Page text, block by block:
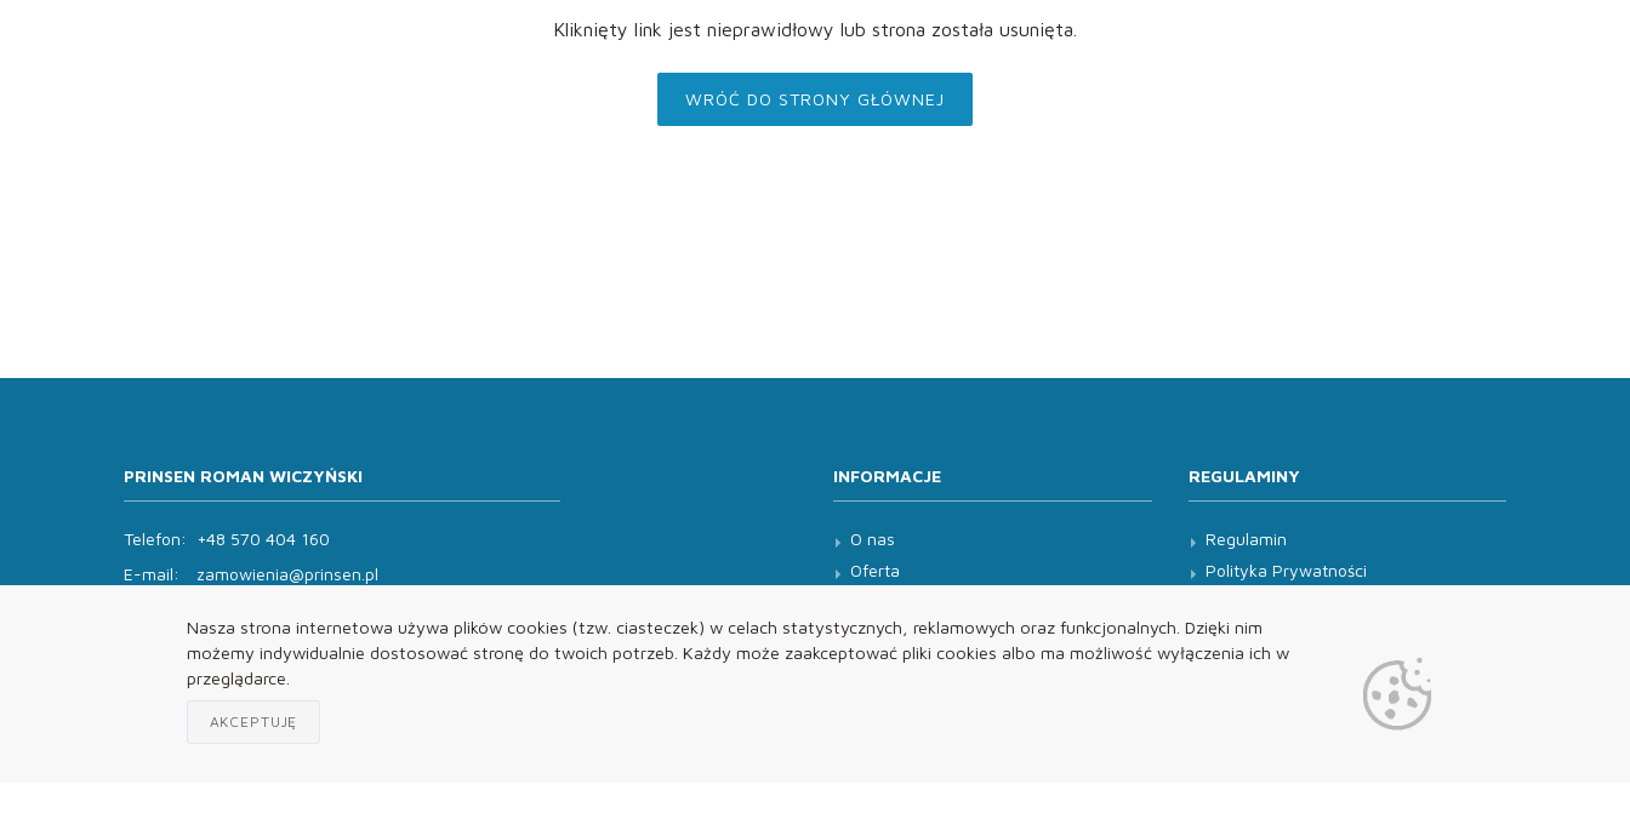
Nasza strona internetowa używa plików cookies (tzw. ciasteczek) w celach statystycznych, reklamowych oraz funkcjonalnych. Dzięki nim
możemy indywidualnie dostosować stronę do twoich potrzeb. Każdy może zaakceptować pliki cookies albo ma możliwość wyłączenia ich w
przeglądarce.
AKCEPTUJĘ
Kliknięty link jest nieprawidłowy lub strona została usunięta.
WRÓĆ DO STRONY GŁÓWNEJ
PRINSEN ROMAN WICZYŃSKI
Telefon:
+48 570 404 160
E-mail:
zamowienia@prinsen.pl
Pon - Pt: 8:00 - 14:00 Sob: zamknięte
INFORMACJE
O nas
Oferta
REGULAMINY
Regulamin
Polityka Prywatności